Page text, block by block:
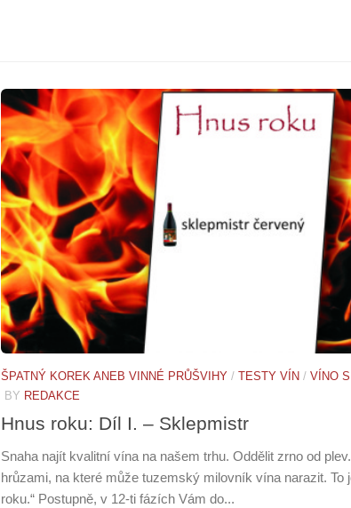
ŠPATNÝ KOREK ANEB VINNÉ PRŮŠVIHY / TESTY VÍN / VÍNO
BY REDAKCE
Hnus roku: Díl I. – Sklepmistr
Snaha najít kvalitní vína na našem trhu. Oddělit zrno od
hrůzami, na které může tuzemský milovník vína narazit. To
roku.“ Postupně, v 12-ti fázích Vám do...